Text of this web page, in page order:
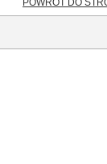
POWRÓT DO